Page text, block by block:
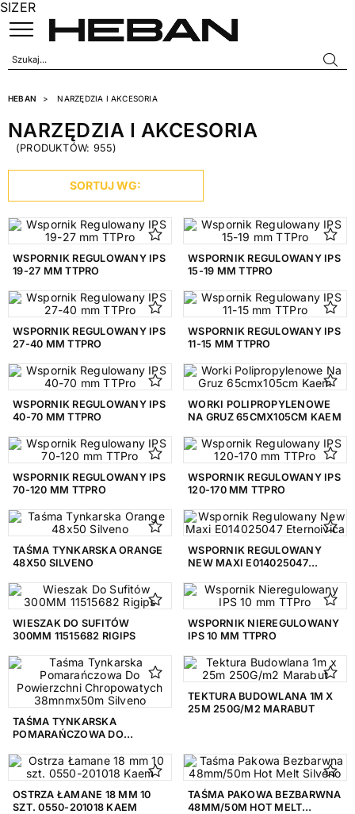
HEBAN NARZĘDZIA I AKCESORIA
NARZĘDZIA I AKCESORIA
(PRODUKTÓW: 955)
SORTUJ WG:
WSPORNIK REGULOWANY IPS
19-27 MM TTPRO
WSPORNIK REGULOWANY IPS
15-19 MM TTPRO
WSPORNIK REGULOWANY IPS
27-40 MM TTPRO
WSPORNIK REGULOWANY IPS
11-15 MM TTPRO
WSPORNIK REGULOWANY IPS
40-70 MM TTPRO
WORKI POLIPROPYLENOWE
NA GRUZ 65CMX105CM KAEM
WSPORNIK REGULOWANY IPS
70-120 MM TTPRO
WSPORNIK REGULOWANY IPS
120-170 MM TTPRO
TAŚMA TYNKARSKA ORANGE
48X50 SILVENO
WSPORNIK REGULOWANY
NEW MAXI E014025047
WIESZAK DO SUFITÓW
300MM 11515682 RIGIPS
WSPORNIK NIEREGULOWANY
IPS 10 MM TTPRO
TAŚMA TYNKARSKA
POMARAŃCZOWA DO
CHROPOWATYCH
38MNMX50M SILVENO
TEKTURA BUDOWLANA 1M X
25M 250G/M2 MARABUT
OSTRZA ŁAMANE 18 MM 10
SZT. 0550-201018 KAEM
TAŚMA PAKOWA BEZBARWNA
48MM/50M HOT MELT
SIZER